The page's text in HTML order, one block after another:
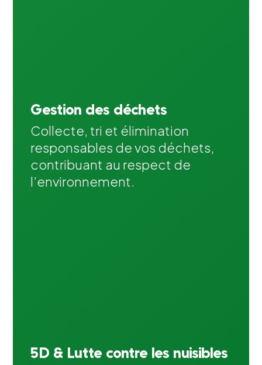
Gestion des déchets
Collecte, tri et élimination
responsables de vos déchets,
contribuant au respect de
l’environnement.
5D & Lutte contre les nuisibles